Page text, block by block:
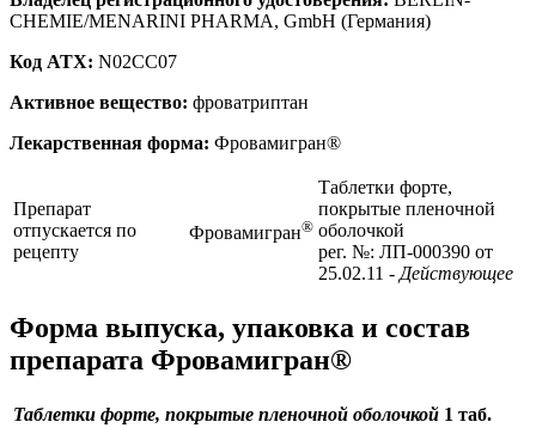
CHEMIE/MENARINI PHARMA, GmbH (Германия)
Код ATX: N02CC07
Активное вещество: фроватриптан
Лекарственная форма: Фровамигран®
Препарат
отпускается по
рецепту
Фровамигран®
Таблетки форте,
покрытые пленочной
оболочкой
рег. №: ЛП-000390 от
25.02.11 - Действующее
Форма выпуска, упаковка и состав
препарата Фровамигран®
Таблетки форте, покрытые пленочной оболочкой 1 таб.